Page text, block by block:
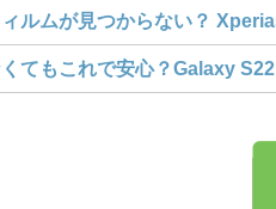
ルムが見つからない？
てもこれで安心？Galaxy